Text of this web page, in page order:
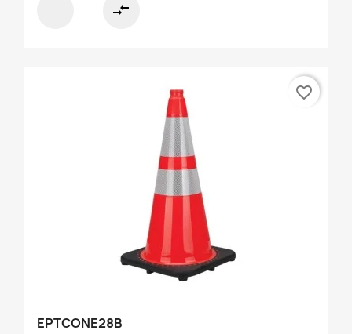
compare_arrows
EPTCONE28B
favorite_border